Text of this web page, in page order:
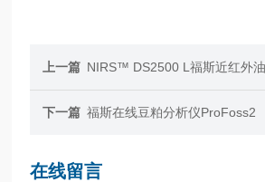
上一篇 NIRS™ DS2500 L福斯近红外
下一篇 福斯在线豆粕分析仪ProFoss2
在线留言